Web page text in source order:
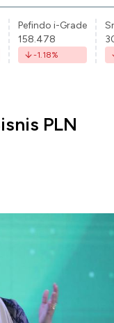
Pefindo i-Grade
158.478
-1.18%
PLN